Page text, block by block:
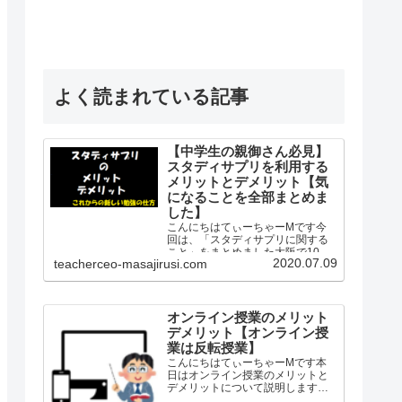
よく読まれている記事
【中学生の親御さん必見】
スタディサプリを利用する
メリットとデメリット【気
になることを全部まとめま
した】
こんにちはてぃーちゃーMです今
回は、「スタディサプリに関する
こと」をまとめました大阪で10年
間公立学校の社会科の教師として
経験したというプロの観点から
「スタディサプリ」を紹介します
「…
teacherceo-masajirusi.com 2020.07.09
オンライン授業のメリット
デメリット【オンライン授
業は反転授業】
こんにちはてぃーちゃーMです本
日はオンライン授業のメリットと
デメリットについて説明します私